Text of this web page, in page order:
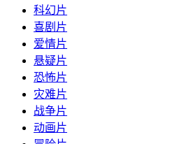
科幻片
喜剧片
爱情片
悬疑片
恐怖片
灾难片
战争片
动画片